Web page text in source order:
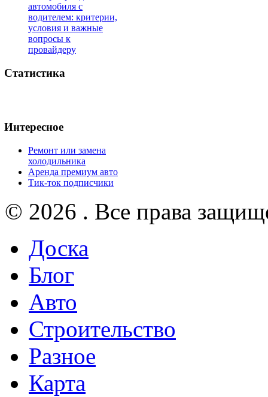
автомобиля с
водителем: критерии,
условия и важные
вопросы к
провайдеру
Статистика
Интересное
Ремонт или замена
холодильника
Аренда премиум авто
Тик-ток подписчики
© 2026 . Все права
Доска
Блог
Авто
Строительство
Разное
Карта